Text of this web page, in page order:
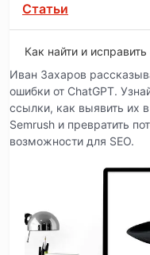
Статьи
Как найти и
Иван Захаров
ошибки от ChatGPT.
ссылки, как выявить их
Semrush и превратить
возможности для SEO.